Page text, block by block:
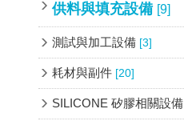
供料與填充設備 [9]
測試與加工設備 [3]
耗材與副件 [20]
SILICONE 矽膠相關設備